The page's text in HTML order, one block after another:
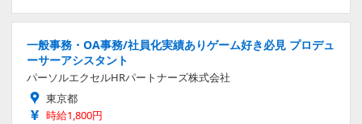
一般事務・OA事務/社員化実績ありゲーム好き必見 プロデュ
ーサーアシスタント
パーソルエクセルHRパートナーズ株式会社
東京都
時給1,800円